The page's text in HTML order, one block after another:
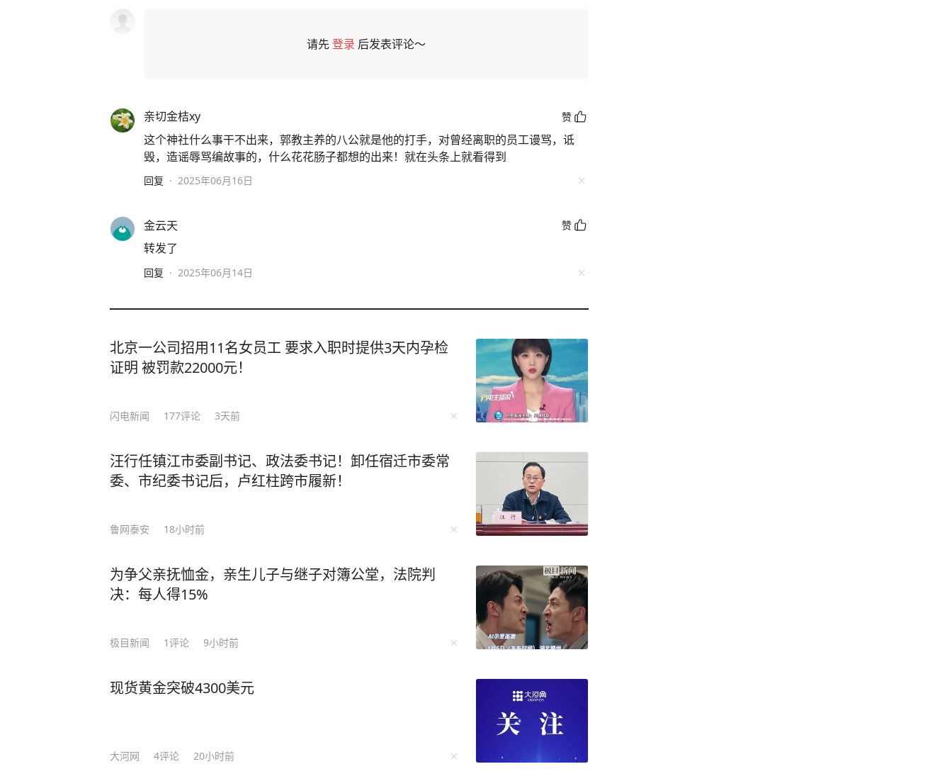
请先登录 后发表评论～
亲切金桔xy 赞
这个神社什么事干不出来，郭教主养的八公就是他的打手，对曾经离职的员工谩骂，诋
毁，造谣辱骂编故事的，什么花花肠子都想的出来！就在头条上就看得到
回复 · 2025年06月16日
金云天 赞
转发了
回复 · 2025年06月14日
北京一公司招用11名女员工 要求入职时提供3天内孕检
证明 被罚款22000元！
闪电新闻 177评论 3天前
汪行任镇江市委副书记、政法委书记！卸任宿迁市委常
委、市纪委书记后，卢红柱跨市履新！
鲁网泰安 18小时前
为争父亲抚恤金，亲生儿子与继子对簿公堂，法院判
决：每人得15%
极目新闻 1评论 9小时前
现货黄金突破4300美元
大河网 4评论 20小时前